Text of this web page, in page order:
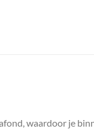
waardoor je